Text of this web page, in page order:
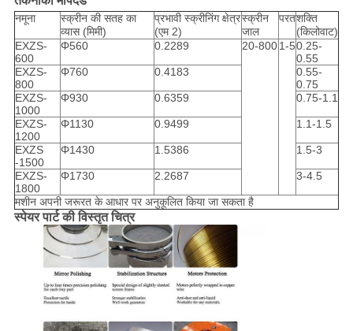
नमूना
स्क्रीन की सतह का
व्यास (मिमी)
प्रभावी स्क्रीनिंग क्षेत्र
(एम 2)
स्क्रीन
जाल
परतशक्ति
(किलोवाट)
EXZS-
600
Φ560 0.2289 20-8001-50.25-
0.55
EXZS-
800
Φ760 0.4183
0.55-
0.75
EXZS-
1000
Φ930 0.6359 0.75-1.1
EXZS-
1200
Φ1130 0.9499 1.1-1.5
EXZS
-1500
Φ1430 1.5386 1.5-3
EXZS-
1800
Φ1730 2.2687 3-4.5
मशीन अपनी जरूरत के आधार पर अनुकूलित किया जा सकता है
स्पेयर पार्ट की विस्तृत चित्र